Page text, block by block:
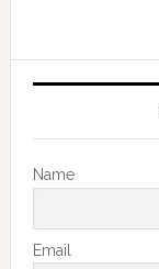
Name
Email